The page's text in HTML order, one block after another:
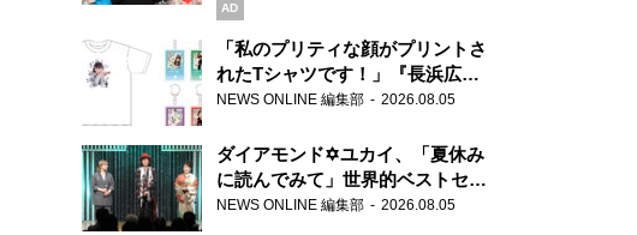
AD
「私のプリティな顔がプリントさ
れたTシャツです！」『長浜広奈
天下無双』初の番組グッズ発売
NEWS ONLINE 編集部 2026.08.05
ダイアモンド✡ユカイ、「夏休み
に読んでみて」世界的ベストセラ
ー『アナスタシア』を紹介
NEWS ONLINE 編集部 2026.08.05